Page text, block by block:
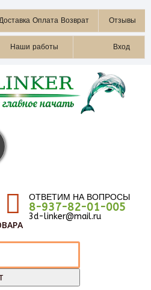
Оплата Возврат Отзывы
Наши работы Вход
ОТВЕТИМ НА ВОПРОСЫ
8-937-82-01-005
3d-linker@mail.ru